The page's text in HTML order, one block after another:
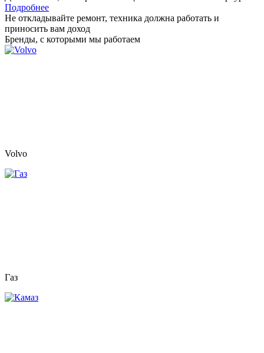
Подробнее
Не откладывайте ремонт, техника должна работать и
приносить вам доход
Бренды, с которыми мы работаем
Volvo
Газ